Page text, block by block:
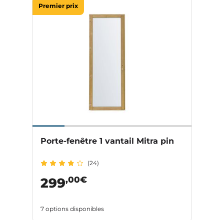
Premier prix
Porte-fenêtre 1 vantail Mitra pin
(24)
299,00€
7 options disponibles